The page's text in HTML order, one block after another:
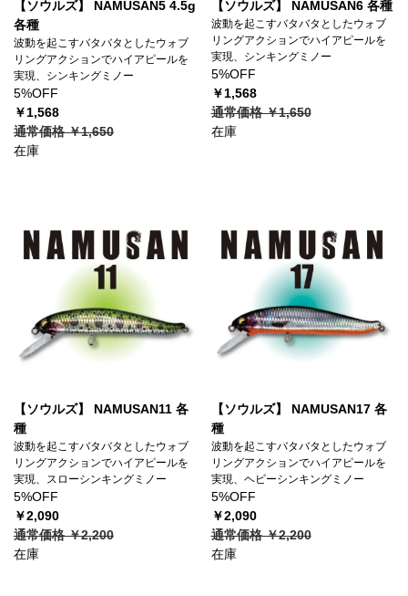
【ソウルズ】 NAMUSAN5 4.5g
各種
波動を起こすバタバタとしたウォブ
リングアクションでハイアピールを
実現、シンキングミノー
5%OFF
￥1,568
通常価格 ￥1,650
在庫
【ソウルズ】 NAMUSAN6 各種
波動を起こすバタバタとしたウォブ
リングアクションでハイアピールを
実現、シンキングミノー
5%OFF
￥1,568
通常価格 ￥1,650
在庫
【ソウルズ】 NAMUSAN11 各
種
波動を起こすバタバタとしたウォブ
リングアクションでハイアピールを
実現、スローシンキングミノー
5%OFF
￥2,090
通常価格 ￥2,200
在庫
【ソウルズ】 NAMUSAN17 各
種
波動を起こすバタバタとしたウォブ
リングアクションでハイアピールを
実現、ヘビーシンキングミノー
5%OFF
￥2,090
通常価格 ￥2,200
在庫